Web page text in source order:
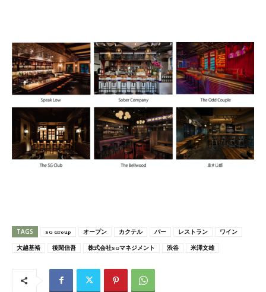
TAGS SG Group オープン カクテル バー レストラン ワイン
大越基裕 後閑信吾 株式会社SGマネジメント 渋谷 米澤文雄